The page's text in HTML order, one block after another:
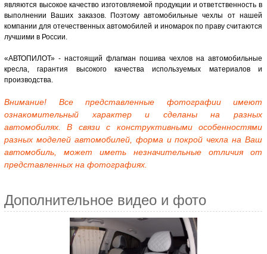
являются высокое качество изготовляемой продукции и ответственность в
выполнении Ваших заказов. Поэтому автомобильные чехлы от нашей
компании для отечественных автомобилей и иномарок по праву считаются
лучшими в России.
«АВТОПИЛОТ» - настоящий флагман пошива чехлов на автомобильные
кресла, гарантия высокого качества используемых материалов и
производства.
Внимание! Все представленные фотографии имеют
ознакомительный характер и сделаны на разных
автомобилях. В связи с конструктивными особенностями
разных моделей автомобилей, форма и покрой чехла на Ваш
автомобиль, может иметь незначительные отличия от
представленных на фотографиях.
Дополнительное видео и фото